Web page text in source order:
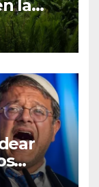
la